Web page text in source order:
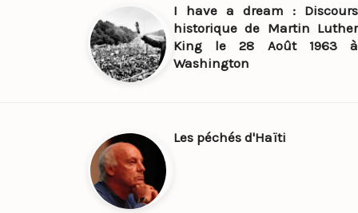
I have a dream : Discours
historique de Martin Luther
King le 28 Août 1963 à
Washington
Les péchés d'Haïti